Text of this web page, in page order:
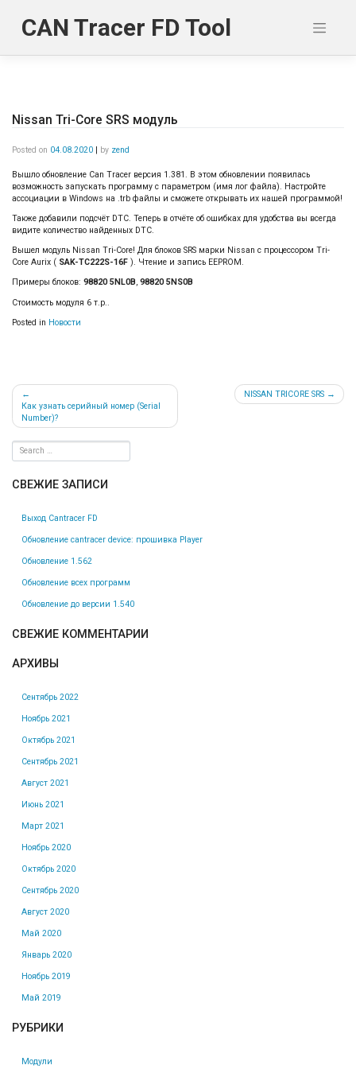
contentCAN Tracer FD Tool
Nissan Tri-Core SRS модуль
Posted on 04.08.2020 | by zend
Вышло обновление Can Tracer версия 1.381. В этом обновлении появилась
возможность запускать программу с параметром (имя лог файла). Настройте
ассоциации в Windows на .trb файлы и сможете открывать их нашей программой!
Также добавили подсчёт DTC. Теперь в отчёте об ошибках для удобства вы всегда
видите количество найденных DTC.
Вышел модуль Nissan Tri-Core! Для блоков SRS марки Nissan с процессором Tri-
Core Aurix ( SAK-TC222S-16F ). Чтение и запись EEPROM.
Примеры блоков: 98820 5NL0B, 98820 5NS0B
Стоимость модуля 6 т.р..
Posted in Новости
Навигация
по
записям
Как узнать серийный номер (Serial
Number)?
NISSAN TRICORE SRS
СВЕЖИЕ ЗАПИСИ
Выход Cantracer FD
Обновление cantracer device: прошивка Player
Обновление 1.562
Обновление всех программ
Обновление до версии 1.540
СВЕЖИЕ КОММЕНТАРИИ
АРХИВЫ
Сентябрь 2022
Ноябрь 2021
Октябрь 2021
Сентябрь 2021
Август 2021
Июнь 2021
Март 2021
Ноябрь 2020
Октябрь 2020
Сентябрь 2020
Август 2020
Май 2020
Январь 2020
Ноябрь 2019
Май 2019
РУБРИКИ
Модули